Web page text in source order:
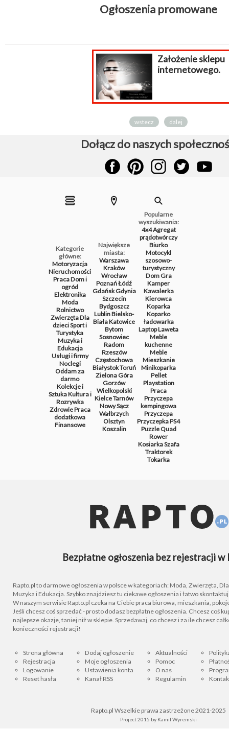
Ogłoszenia promowane
Założenie sklepu
internetowego.
wstecz dalej
Dołącz do naszych
Kategorie
główne:
Motoryzacja
Nieruchomości
PracaDom i
ogród
Elektronika
Moda
Rolnictwo
ZwierzętaDla
dzieciSport i
Turystyka
Muzyka i
Edukacja
Usługi i firmy
Noclegi
Oddam za
darmo
Kolekcje i
SztukaKultura i
Rozrywka
ZdrowiePraca
dodatkowa
Finansowe
Największe
miasta:
Warszawa
Kraków
Wrocław
PoznańŁódź
GdańskGdynia
Szczecin
Bydgoszcz
LublinBielsko-
BiałaKatowice
Bytom
Sosnowiec
Radom
Rzeszów
Częstochowa
BiałystokToruń
Zielona Góra
Gorzów
Wielkopolski
KielceTarnów
Nowy Sącz
Wałbrzych
Olsztyn
Koszalin
Popularne
wyszukiwania:
4x4Agregat
prądotwórczy
Biurko
Motocykl
szosowo-
turystyczny
DomGra
Kamper
Kawalerka
Kierowca
Koparka
Koparko
ładowarka
LaptopLaweta
Meble
kuchenne
Meble
Mieszkanie
Minikoparka
Pellet
Playstation
Praca
Przyczepa
kempingowa
Przyczepa
PrzyczepkaPS4
PuzzleQuad
Rower
KosiarkaSzafa
Traktorek
Tokarka
Bezpłatne ogłoszenia bez rejestracji w
Rapto.pl to darmowe ogłoszenia w polsce w kategoriach: Moda, Zwierzęta, Dla
Muzyka i Edukacja. Szybko znajdziesz tu ciekawe ogłoszenia i łatwo
W naszym serwisie Rapto.pl czeka na Ciebie praca biurowa, mieszkania,
Jeśli chcesz coś sprzedać - prosto dodasz bezpłatne ogłoszenia. Chcesz coś
najlepsze okazje, taniej niż w sklepie. Sprzedawaj, co chcesz i za ile chcesz
konieczności rejestracji!
Strona główna
Rejestracja
Logowanie
Reset hasła
Dodaj ogłoszenie
Moje ogłoszenia
Ustawienia konta
Kanał RSS
Aktualności
Pomoc
O nas
Regulamin
Rapto.pl Wszelkie prawa zastrzeżone 2021-2025
Project 2015 by Kamil Wyremski